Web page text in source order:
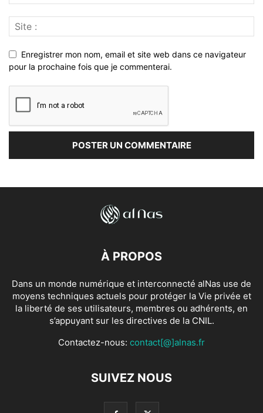
Enregistrer mon nom, email et site web dans ce navigateur
pour la prochaine fois que je commenterai.
À PROPOS
Dans un monde numérique et interconnecté alNas use de
moyens techniques actuels pour protéger la Vie privée et
la liberté de ses utilisateurs, membres ou adhérents, en
s’appuyant sur les directives de la CNIL.
Contactez-nous: contact[@]alnas.fr
SUIVEZ NOUS